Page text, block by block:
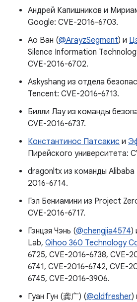
Андрей Капишников и
Google: CVE-2016-6703.
Ао Ван (@ArayzSegment) и
Silence Information
CVE-2016-6702.
Askyshang из отдела
Tencent: CVE-2016-6713.
Билли Лау из команды
CVE-2016-6737.
Константинос Патсакис и
Пирейского университета:
dragonltx из команды Alibaba
2016-6714.
Гэл Бениамини из Project
CVE-2016-6717.
Гэнцзя Чэнь (@chengjia4574)
Lab, Qihoo 360 Technology
6725, CVE-2016-6738, CVE-
6741, CVE-2016-6742, CVE-
6745, CVE-2016-3906.
Гуан Гун (龚广) (@oldfresher)